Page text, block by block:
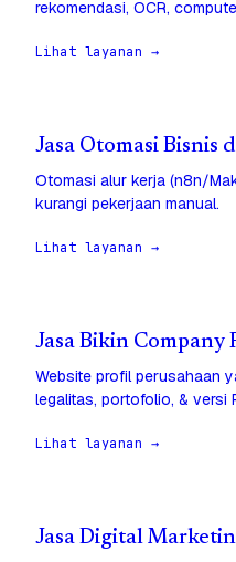
rekomendasi, OCR,
Lihat layanan →
Jasa Otomasi Bisnis
Otomasi alur kerja (n8n/
kurangi pekerjaan manual.
Lihat layanan →
Jasa Bikin
Website profil perusahaan
legalitas, portofolio, & versi
Lihat layanan →
Jasa Digital